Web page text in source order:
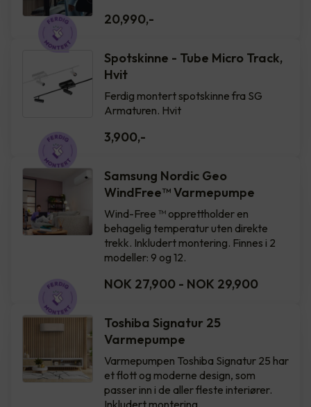
20,990,-
Spotskinne - Tube Micro Track,
Hvit
Ferdig montert spotskinne fra SG
Armaturen. Hvit
3,900,-
Samsung Nordic Geo
WindFree™️ Varmepumpe
Wind-Free ™ opprettholder en
behagelig temperatur uten direkte
trekk. Inkludert montering. Finnes i 2
modeller: 9 og 12.
NOK 27,900 - NOK 29,900
Toshiba Signatur 25
Varmepumpe
Varmepumpen Toshiba Signatur 25 har
et flott og moderne design, som
passer inn i de aller fleste interiører.
Inkludert montering.